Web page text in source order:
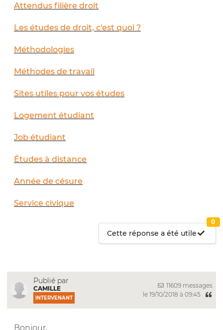
Attendus filière droit
Les études de droit, c'est quoi ?
Méthodologies
Méthodes de travail
Sites utiles pour vos études
Logement étudiant
Job étudiant
Études à distance
Année de césure
Service civique
Cette réponse a été utile
0
Publié par
CAMILLE
INTERVENANT
11609 messages
le 19/10/2018 à 09:45
Bonjour,